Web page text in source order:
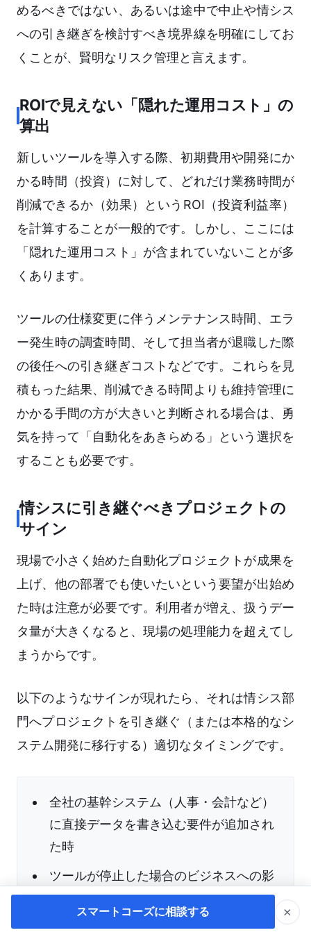
めるべきではない、あるいは途中で中止や情シス
への引き継ぎを検討すべき境界線を明確にしてお
くことが、賢明なリスク管理と言えます。
ROIで見えない「隠れた運用コスト」の
算出
新しいツールを導入する際、初期費用や開発にか
かる時間（投資）に対して、どれだけ業務時間が
削減できるか（効果）というROI（投資利益率）
を計算することが一般的です。しかし、ここには
「隠れた運用コスト」が含まれていないことが多
くあります。
ツールの仕様変更に伴うメンテナンス時間、エラ
ー発生時の調査時間、そして担当者が退職した際
の後任への引き継ぎコストなどです。これらを見
積もった結果、削減できる時間よりも維持管理に
かかる手間の方が大きいと判断される場合は、勇
気を持って「自動化をあきらめる」という選択を
することも必要です。
情シスに引き継ぐべきプロジェクトの
サイン
現場で小さく始めた自動化プロジェクトが成果を
上げ、他の部署でも使いたいという要望が出始め
た時は注意が必要です。利用者が増え、扱うデー
タ量が大きくなると、現場の処理能力を超えてし
まうからです。
以下のようなサインが現れたら、それは情シス部
門へプロジェクトを引き継ぐ（または本格的なシ
ステム開発に移行する）適切なタイミングです。
全社の基幹システム（人事・会計など）
に直接データを書き込む要件が追加され
た時
ツールが停止した場合のビジネスへの影
響が、部署内にとどまらなくなった時
扱うデータに、高度な機密情報が含まれ
スマートコーズに相談する ×